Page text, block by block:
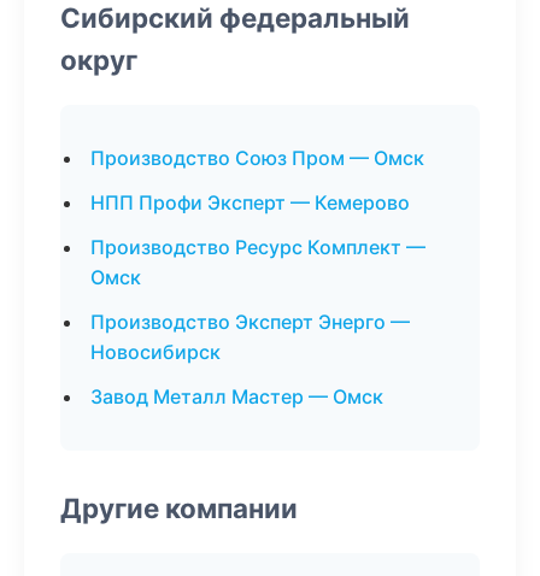
Сибирский федеральный
округ
Производство Союз Пром — Омск
НПП Профи Эксперт — Кемерово
Производство Ресурс Комплект —
Омск
Производство Эксперт Энерго —
Новосибирск
Завод Металл Мастер — Омск
Другие компании